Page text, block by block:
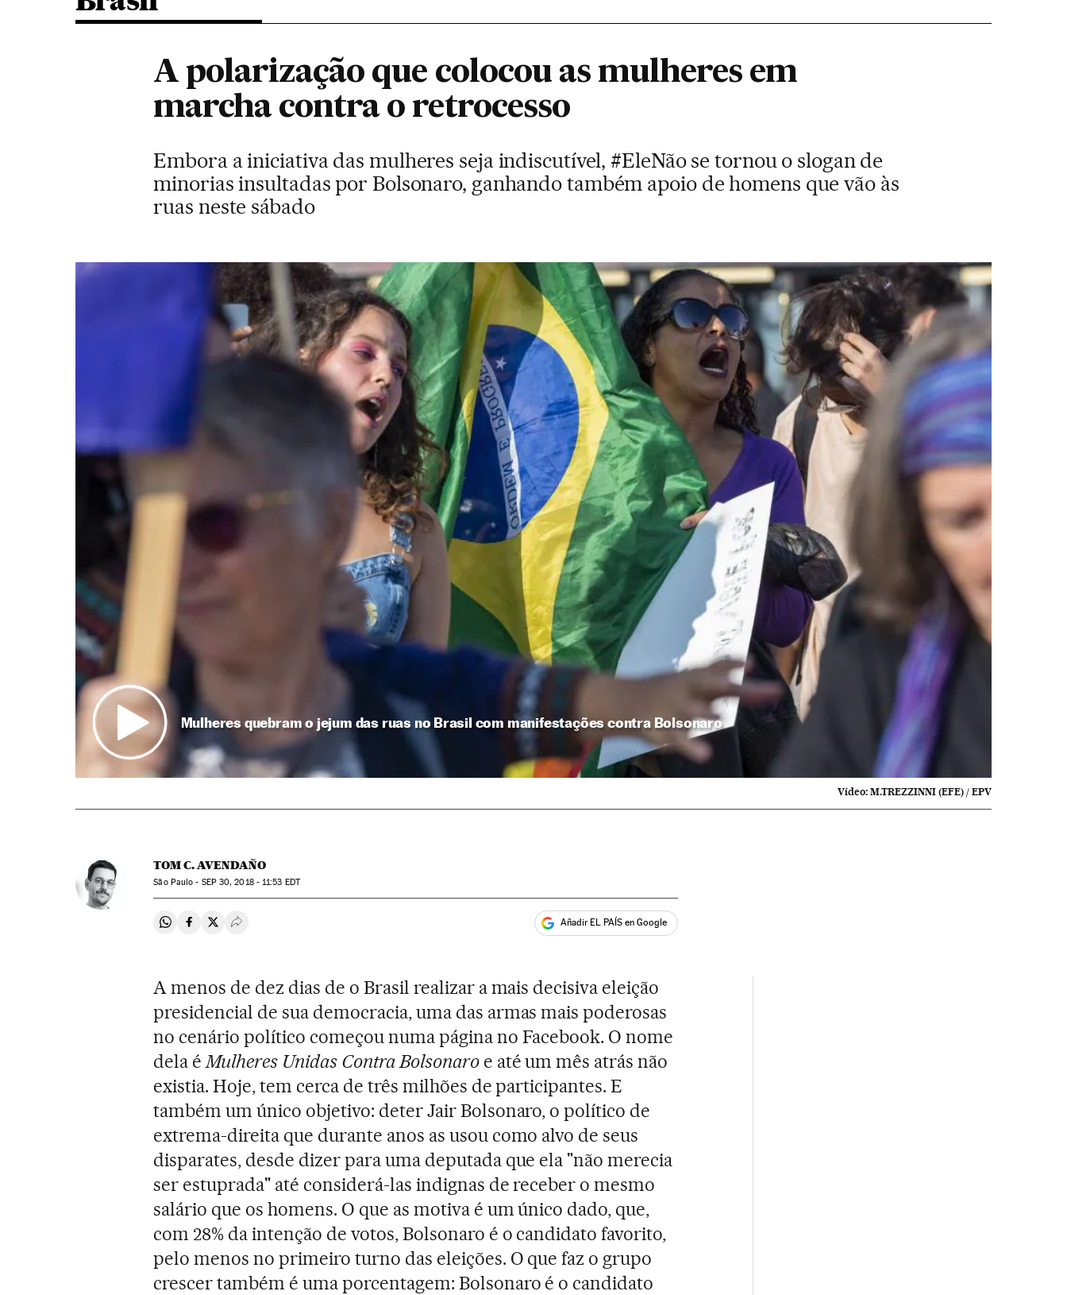
A polarização que colocou as mulheres em
marcha contra o retrocesso
Embora a iniciativa das mulheres seja indiscutível, #EleNão se tornou o slogan de
minorias insultadas por Bolsonaro, ganhando também apoio de homens que vão às
ruas neste sábado
Mulheres quebram o jejum das ruas no Brasil com manifestações contra Bolsonaro
Vídeo: M.TREZZINNI (EFE) / EPV
TOM C. AVENDAÑO
São Paulo - SEP30, 2018 - 11:53 EDT
Compartir en Whatsapp
Compartir en Facebook
Compartir en Twitter
Desplegar Redes Sociales Añadir EL PAÍS en Google
A menos de dez dias de o Brasil realizar a mais decisiva eleição
presidencial de sua democracia, uma das armas mais poderosas
no cenário político começou numa página no Facebook. O nome
dela éMulheres Unidas Contra Bolsonaroe até um mês atrás não
existia. Hoje, tem cerca de três milhões de participantes. E
também um único objetivo: deter Jair Bolsonaro, o político de
extrema-direita que durante anos as usou como alvo de seus
disparates, desde dizer para uma deputada que ela "não merecia
ser estuprada" até considerá-las indignas de receber o mesmo
salário que os homens. O que as motiva é um único dado, que,
com 28% da intenção de votos, Bolsonaro é o candidato favorito,
pelo menos no primeiro turno das eleições. O que faz o grupo
crescer também é uma porcentagem: Bolsonaro é o candidato